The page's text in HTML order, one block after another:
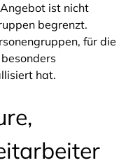
ist nicht
begrenzt.
für die
hat.